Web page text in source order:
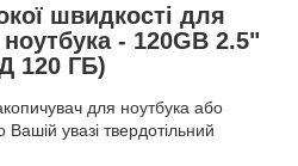
швидкості для
ноутбука - 120GB 2.5"
120 ГБ)
для ноутбука або
увазі твердотільний